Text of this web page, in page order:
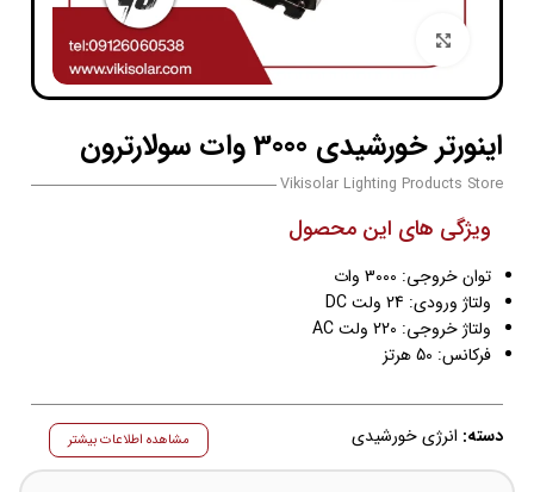
اینورتر خورشیدی 3000 وات سولارترون
Vikisolar Lighting Products Store
ویژگی های این محصول
توان خروجی: 3000 وات
ولتاژ ورودی: 24 ولت DC
ولتاژ خروجی: 220 ولت AC
فرکانس: 50 هرتز
دسته: انرژی خورشیدی مشاهده اطلاعات بیشتر